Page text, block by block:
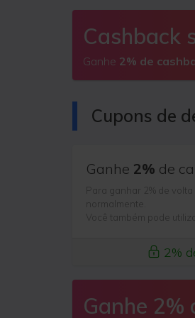
Cashback
Ganhe 2% de
Cupons de
Ganhe 2% de
Para ganhar 2% de
normalmente.
Você também pode
2%
Ganhe 2%